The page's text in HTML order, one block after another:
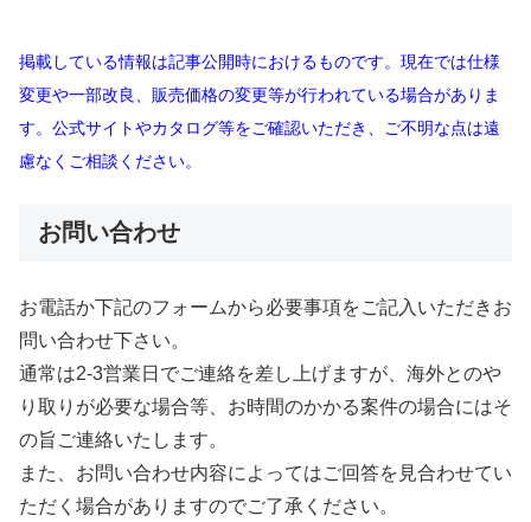
掲載している情報は記事公開時におけるものです。現在では仕様
変更や一部改良、販売価格の変更等が行われている場合がありま
す。公式サイトやカタログ等をご確認いただき、ご不明な点は遠
慮なくご相談ください。
お問い合わせ
お電話か下記のフォームから必要事項をご記入いただきお
問い合わせ下さい。
通常は2-3営業日でご連絡を差し上げますが、海外とのや
り取りが必要な場合等、お時間のかかる案件の場合にはそ
の旨ご連絡いたします。
また、お問い合わせ内容によってはご回答を見合わせてい
ただく場合がありますのでご了承ください。